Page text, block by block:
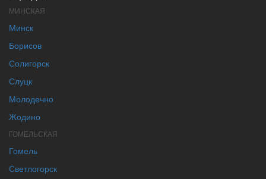
МИНСКАЯ
Минск
Борисов
Солигорск
Слуцк
Молодечно
Жодино
ГОМЕЛЬСКАЯ
Гомель
Светлогорск